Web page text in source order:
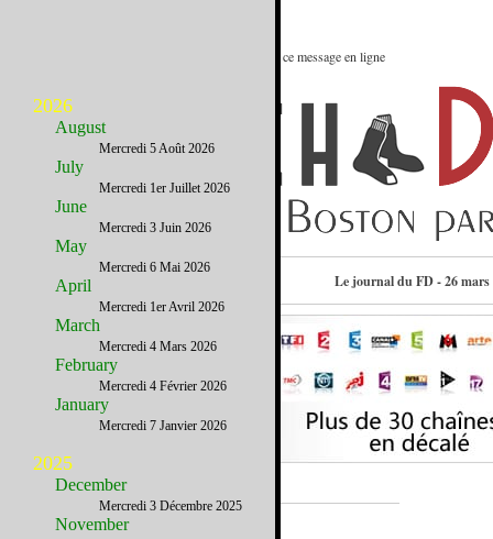
Le meilleur des Etats-Unis : Voir ce message en ligne
Consulter l’annuaire Le journal du FD - 26 mars
A la Une
2026
August
Mercredi 5 Août 2026
July
Mercredi 1er Juillet 2026
June
Mercredi 3 Juin 2026
May
Mercredi 6 Mai 2026
April
Mercredi 1er Avril 2026
March
Mercredi 4 Mars 2026
February
Mercredi 4 Février 2026
January
Mercredi 7 Janvier 2026
2025
December
Mercredi 3 Décembre 2025
November